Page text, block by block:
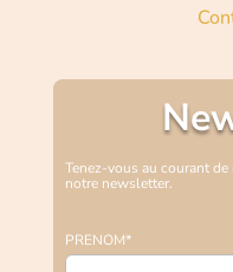
Tenez-vous au courant
notre newsletter.
PRENOM*